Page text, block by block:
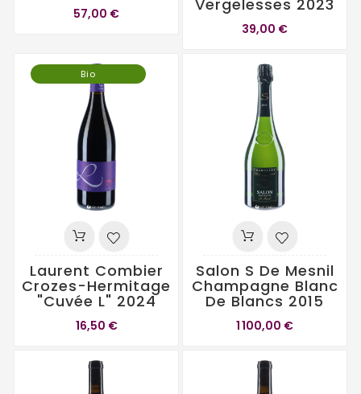
57,00 € Vergelesses 2023
39,00 €
Bio
Laurent Combier
Crozes-Hermitage
"Cuvée L" 2024
16,50 €
Salon S De Mesnil
Champagne Blanc
De Blancs 2015
1 100,00 €